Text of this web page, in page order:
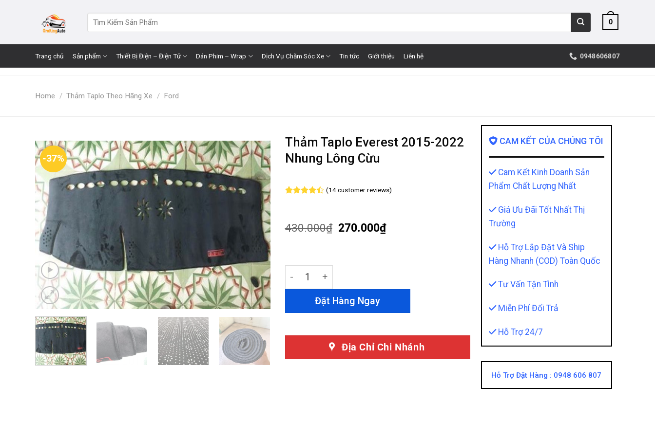
for:
0
Trang chủ Sản phẩm Thiết Bị Điện – Điện Tử Dán Phim – Wrap Dịch Vụ Chăm Sóc Xe Tin tức Giới thiệu Liên hệ 0948606807
Home / Thảm Taplo Theo Hãng Xe / Ford
-37%
Thảm Taplo Everest 2015-2022
Nhung Lông Cừu
based on
customer
(14customer reviews)
430.000₫ 270.000₫
Thảm Taplo Everest 2015-2022 Nhung Lông Cừu quantity
Đặt Hàng Ngay
Địa Chỉ Chi Nhánh
CAM KẾT CỦA CHÚNG TÔI
Cam Kết Kinh Doanh Sản
Phẩm Chất Lượng Nhất
Giá Ưu Đãi Tốt Nhất Thị
Trường
Hỗ Trợ Lắp Đặt Và Ship
Hàng Nhanh (COD) Toàn Quốc
Tư Vấn Tận Tình
Miễn Phí Đổi Trả
Hỗ Trợ 24/7
Hỗ Trợ Đặt Hàng : 0948 606 807